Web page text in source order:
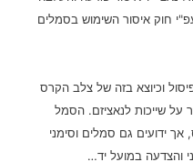
חוק איסור השימוש בסמלים
וכיוצא בזה של צלב הקרס
על שייכות לנאציזם. הסמל
ידועים גם סמלים וסימני
והצדעה במועל יד…